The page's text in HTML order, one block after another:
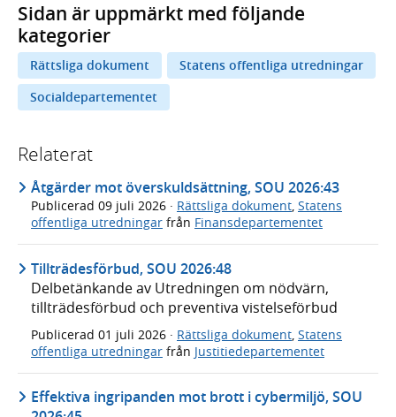
Sidan är uppmärkt med följande
kategorier
Rättsliga dokument
Statens offentliga utredningar
Socialdepartementet
Relaterat
Åtgärder mot överskuldsättning, SOU 2026:43
Publicerad 09 juli 2026 · Rättsliga dokument, Statens
offentliga utredningar från Finansdepartementet
Tillträdesförbud, SOU 2026:48
Delbetänkande av Utredningen om nödvärn,
tillträdesförbud och preventiva vistelseförbud
Publicerad 01 juli 2026 · Rättsliga dokument Statens
offentliga utredningar från Justitiedepartementet
Effektiva ingripanden mot brott i cybermiljö, SOU